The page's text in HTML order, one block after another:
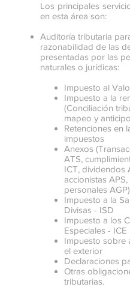
Los principales
en esta área son:
Auditoría tributaria
razonabilidad de las
presentadas por las
naturales o jurídicas:
Impuesto al
Impuesto a la
(Conciliación
mapeo y
Retenciones en
impuestos
Anexos
ATS,
ICT, dividendos
accionistas
personales AGP)
Impuesto a la
Divisas - ISD
Impuesto a los
Especiales - ICE
Impuesto sobre
el exterior
Declaraciones
Otras
tributarias.